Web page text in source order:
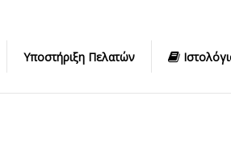
Υποστήριξη Πελατών